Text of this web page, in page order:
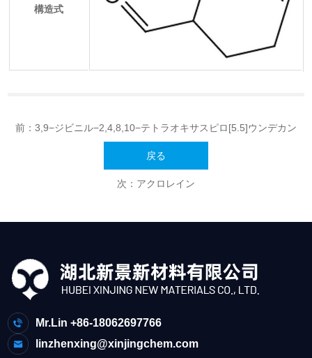
構造式
前： 3,9−ジビニル−2,4,8,10−テトラオキサスピロ[5.5]ウンデカン
戻る
次： アクロレイン
Mr.Lin +86-18062697766
linzhenxing@xinjingchem.com